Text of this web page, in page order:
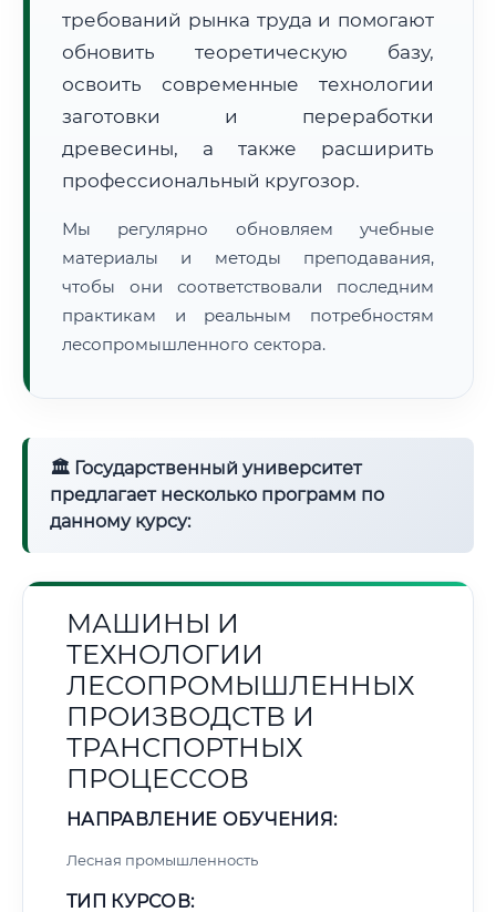
📜 Документы и аккредитация ФИС ФРДО
🔍 Нажмите на документ для увеличения и просмотра
требований рынка труда и помогают
обновить теоретическую базу,
освоить современные технологии
заготовки и переработки
древесины, а также расширить
профессиональный кругозор.
Мы регулярно обновляем учебные
материалы и методы преподавания,
чтобы они соответствовали последним
практикам и реальным потребностям
лесопромышленного сектора.
🏛 Государственный университет
предлагает несколько программ по
данному курсу:
МАШИНЫ И
ТЕХНОЛОГИИ
ЛЕСОПРОМЫШЛЕННЫХ
ПРОИЗВОДСТВ И
ТРАНСПОРТНЫХ
ПРОЦЕССОВ
НАПРАВЛЕНИЕ ОБУЧЕНИЯ:
Лесная промышленность
ТИП КУРСОВ: